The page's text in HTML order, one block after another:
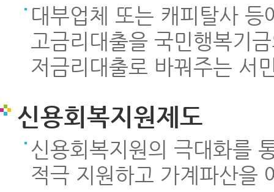
대부업체 또는 캐피탈사
고금리대출을 국민행복기
저금리대출로 바꿔주는 서
신용회복지원제도
신용회복지원의 극대화를
적극 지원하고 가계파산을